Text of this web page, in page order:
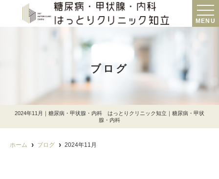
MENU
ブログ
2024年11月｜糖尿病・甲状腺・内科 はっとりクリニック知立｜糖尿病・甲状
腺・内科
ホーム ブログ 2024年11月